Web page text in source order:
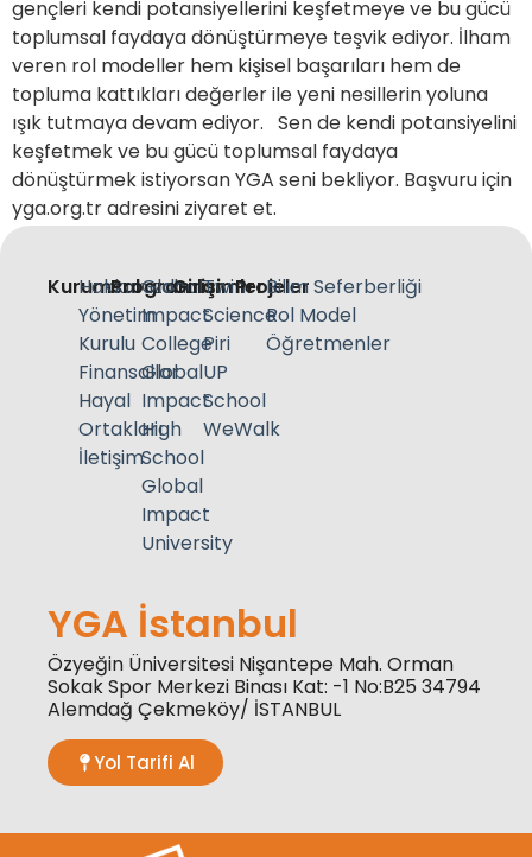
gençleri kendi potansiyellerini keşfetmeye ve bu gücü
toplumsal faydaya dönüştürmeye teşvik ediyor. İlham
veren rol modeller hem kişisel başarıları hem de
topluma kattıkları değerler ile yeni nesillerin yoluna
ışık tutmaya devam ediyor. Sen de kendi potansiyelini
keşfetmek ve bu gücü toplumsal faydaya
dönüştürmek istiyorsan YGA seni bekliyor. Başvuru için
yga.org.tr adresini ziyaret et.
Kurumsal
Hakkımızda
Yönetim
Kurulu
Finansallar
Hayal
Ortakları
İletişim
Programlar
Global
Impact
College
Global
Impact
High
School
Global
Impact
University
Girişimler
Twin
Science
Piri
UP
School
WeWalk
Projeler
Bilim Seferberliği
Rol Model
Öğretmenler
YGA İstanbul
Özyeğin Üniversitesi Nişantepe Mah. Orman
Sokak Spor Merkezi Binası Kat: -1 No:B25 34794
Alemdağ Çekmeköy/ İSTANBUL
Yol Tarifi Al